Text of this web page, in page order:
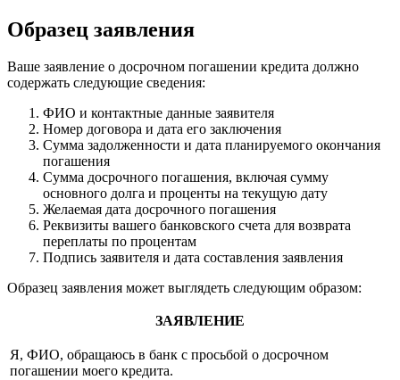
Образец заявления
Ваше заявление о досрочном погашении кредита должно
содержать следующие сведения:
ФИО и контактные данные заявителя
Номер договора и дата его заключения
Сумма задолженности и дата планируемого окончания
погашения
Сумма досрочного погашения, включая сумму
основного долга и проценты на текущую дату
Желаемая дата досрочного погашения
Реквизиты вашего банковского счета для возврата
переплаты по процентам
Подпись заявителя и дата составления заявления
Образец заявления может выглядеть следующим образом:
ЗАЯВЛЕНИЕ
Я, ФИО, обращаюсь в банк с просьбой о досрочном
погашении моего кредита.